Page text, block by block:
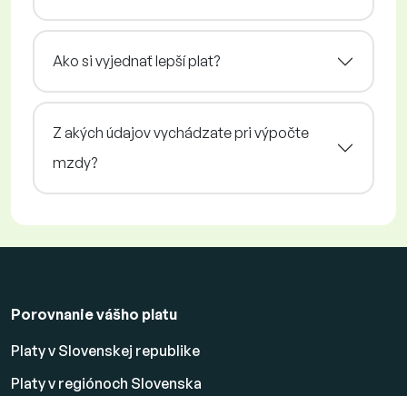
Ako si vyjednať lepší plat?
Z akých údajov vychádzate pri výpočte
mzdy?
Porovnanie vášho platu
Platy v Slovenskej republike
Platy v regiónoch Slovenska